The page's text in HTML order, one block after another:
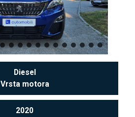
Diesel
Vrsta motora
2020